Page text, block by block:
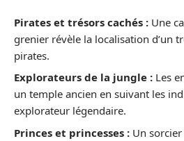
Pirates et trésors cachés : Une
grenier révèle la localisation d’un
pirates.
Explorateurs de la jungle : Les
un temple ancien en suivant les
explorateur légendaire.
Princes et princesses : Un